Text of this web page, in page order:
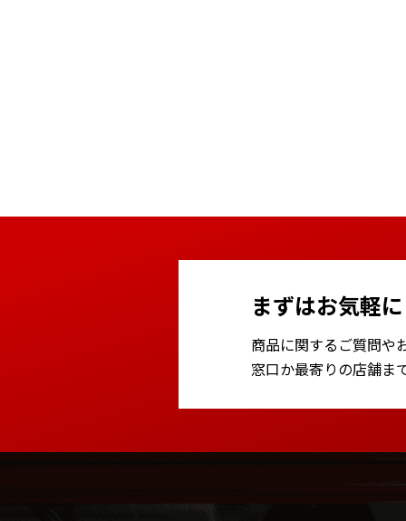
まずはお気軽
商品に関するご質問や
窓口か最寄りの店舗ま